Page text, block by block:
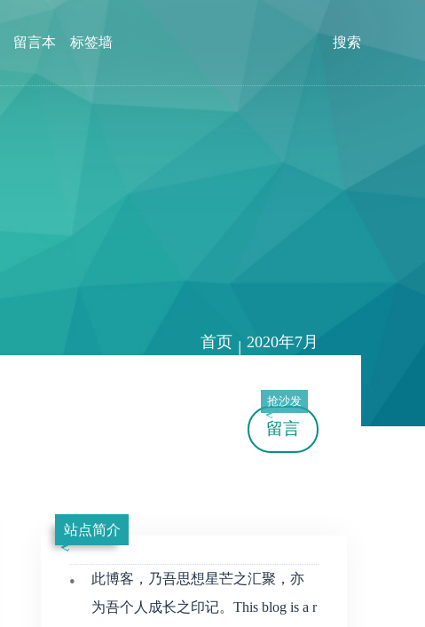
留言本 标签墙 搜索
首页 | 2020年7月
留言
抢沙发
站点简介
此博客，乃吾思想星芒之汇聚，亦
为吾个人成长之印记。This blog is a r